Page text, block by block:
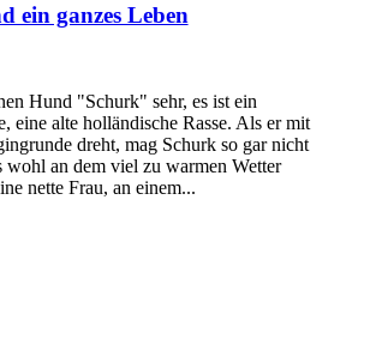
ein ganzes Leben
Hund "Schurk" sehr, es ist ein
eine alte holländische Rasse. Als er mit
dreht, mag Schurk so gar nicht
wohl an dem viel zu warmen Wetter
nette Frau, an einem...